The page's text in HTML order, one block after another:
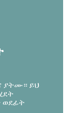
ያትሙ። ይህ
ወደፊት